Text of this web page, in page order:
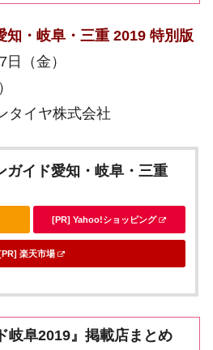
知・岐阜・三重 2019 特別版
（金）
タイヤ株式会社
ガイド愛知・岐阜・三重
[PR] Yahoo!ショッピング
楽天市場
岐阜2019』掲載店まとめ